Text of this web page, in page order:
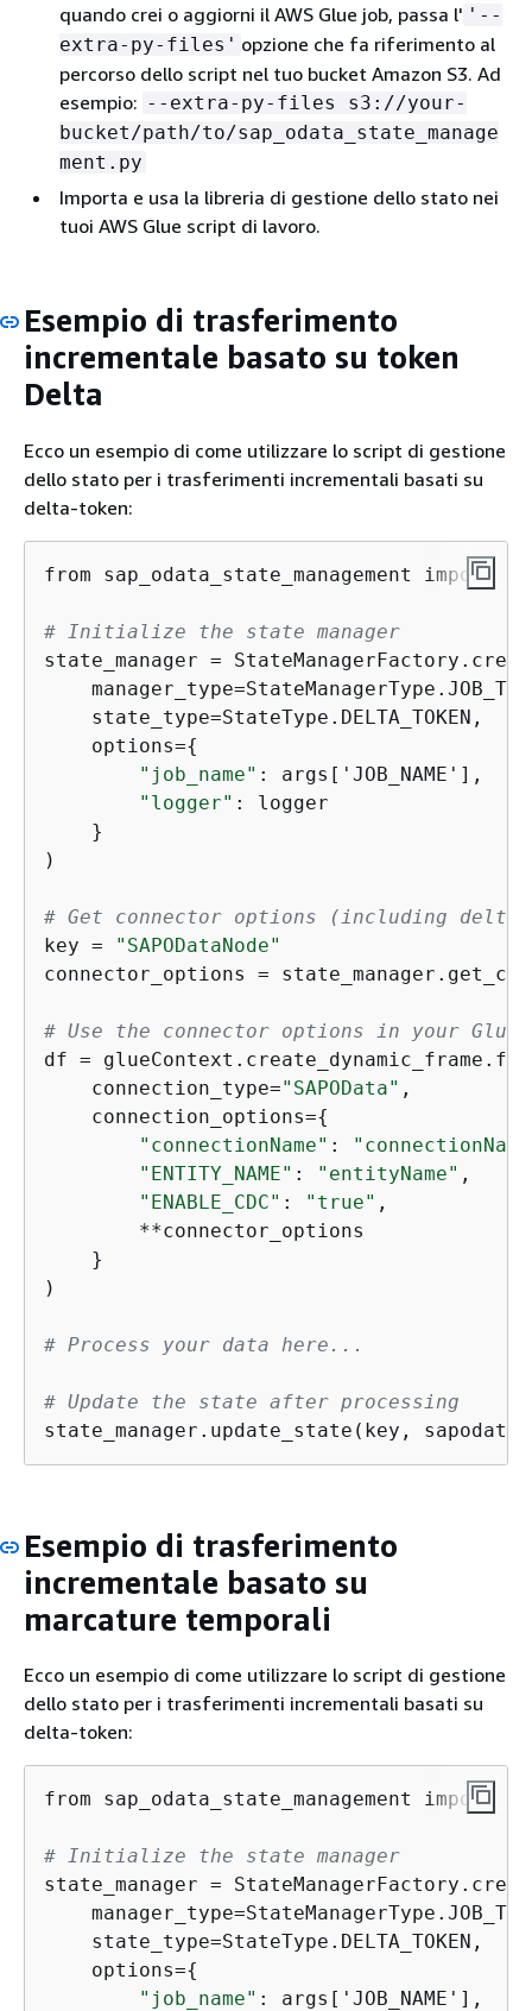
quando crei o aggiorni il AWS Glue job, passa l' '--
extra-py-files' opzione che fa riferimento al
percorso dello script nel tuo bucket Amazon S3. Ad
esempio: --extra-py-files s3://your-
bucket/path/to/sap_odata_state_manage
ment.py
Importa e usa la libreria di gestione dello stato nei
tuoi AWS Glue script di lavoro.
Esempio di trasferimento
incrementale basato su token
Delta
Ecco un esempio di come utilizzare lo script di gestione
dello stato per i trasferimenti incrementali basati su
delta-token:
from sap_odata_state_management import
# Initialize the state manager
state_manager =
    state_type=StateType.DELTA_TOKEN,
    options=
{
"job_name" : args['JOB_NAME'],
"logger" : logger
    }
)
# Get connector options (including
key =
"SAPODataNode"
connector_options =
# Use the connector options in your Glue
df =
    connection_type=
"SAPOData" ,
    connection_options=
{
"connectionName" :
"ENTITY_NAME" : "entityName" ,
"ENABLE_CDC" : "true" ,
        **connector_options
    }
)
# Process your data here...
# Update the state after processing
state_manager.update_state(key,
Esempio di trasferimento
incrementale basato su
marcature temporali
Ecco un esempio di come utilizzare lo script di gestione
dello stato per i trasferimenti incrementali basati su
delta-token:
from sap_odata_state_management import
# Initialize the state manager
state_manager =
    state_type=StateType.DELTA_TOKEN,
    options=
{
"job_name" : args['JOB_NAME'],